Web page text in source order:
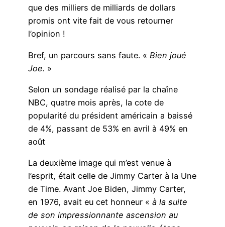
que des milliers de milliards de dollars
promis ont vite fait de vous retourner
l’opinion !
Bref, un parcours sans faute. « Bien joué
Joe. »
Selon un sondage réalisé par la chaîne
NBC, quatre mois après, la cote de
popularité du président américain a baissé
de 4%, passant de 53% en avril à 49% en
août
La deuxième image qui m’est venue à
l’esprit, était celle de Jimmy Carter à la Une
de Time. Avant Joe Biden, Jimmy Carter,
en 1976, avait eu cet honneur « à la suite
de son impressionnante ascension au